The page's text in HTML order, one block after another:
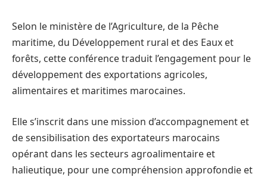
Selon le ministère de l’Agriculture, de la Pêche
maritime, du Développement rural et des Eaux et
forêts, cette conférence traduit l’engagement pour le
développement des exportations agricoles,
alimentaires et maritimes marocaines.
Elle s’inscrit dans une mission d’accompagnement et
de sensibilisation des exportateurs marocains
opérant dans les secteurs agroalimentaire et
halieutique, pour une compréhension approfondie et